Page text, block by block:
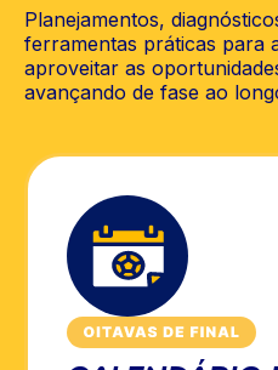
Planejamentos,
ferramentas práticas para
aproveitar as
avançando de fase ao